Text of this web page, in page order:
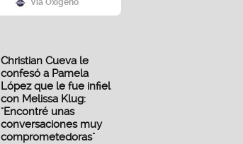
Vía Oxígeno
Christian Cueva le
confesó a Pamela
López que le fue infiel
con Melissa Klug:
"Encontré unas
conversaciones muy
comprometedoras"